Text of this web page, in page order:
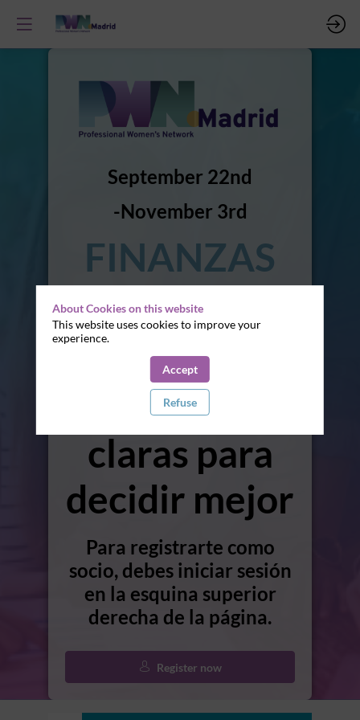
September 22nd
November 3rd
FINANZAS
LAB X PWN
MADRID
Finanzas
claras para
decidir mejor
Para registrarte como
socio, debes iniciar sesión
en la esquina superior
derecha de la página.
Register now
About Cookies on this website
This website uses cookies to improve your
experience.
Accept
Refuse